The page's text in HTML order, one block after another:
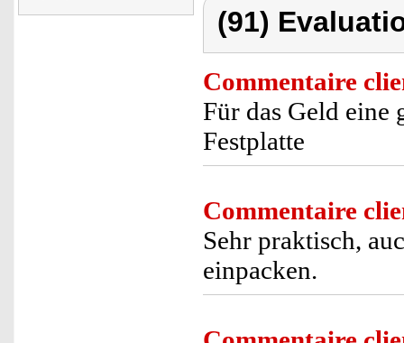
(91)
Commentaire
Für das Geld eine
Festplatte
Commentaire
Sehr praktisch,
einpacken.